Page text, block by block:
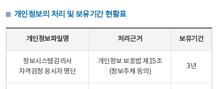
개인정보의 처리 및 보유기간 현황표
개인정보파일명 처리근거 보유기간
정보시스템감리사
자격검정 응시자 명단
개인정보 보호법 제15조
(정보주체 등의)
3년